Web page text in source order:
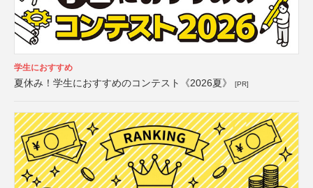
学生におすすめ
夏休み！学生におすすめのコンテスト《2026夏》 [PR]